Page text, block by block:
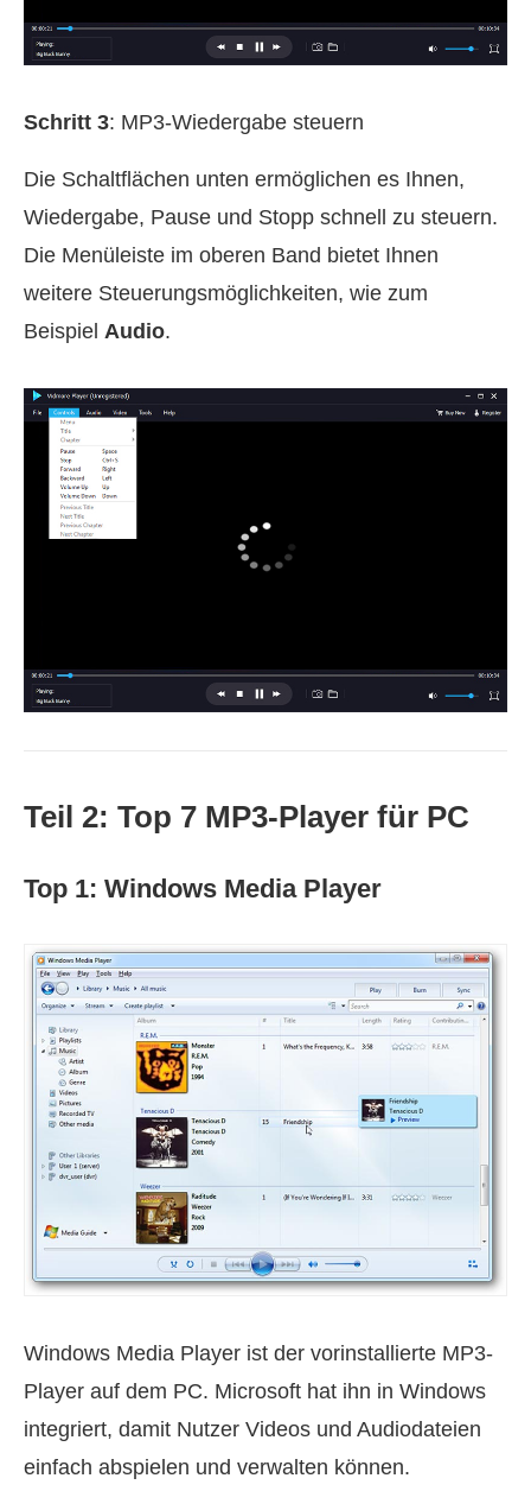
Schritt 3: MP3-Wiedergabe steuern
Die Schaltflächen unten ermöglichen es Ihnen,
Wiedergabe, Pause und Stopp schnell zu steuern.
Die Menüleiste im oberen Band bietet Ihnen
weitere Steuerungsmöglichkeiten, wie zum
Beispiel Audio.
Teil 2: Top 7 MP3-Player für PC
Top 1: Windows Media Player
Windows Media Player ist der vorinstallierte MP3-
Player auf dem PC. Microsoft hat ihn in Windows
integriert, damit Nutzer Videos und Audiodateien
einfach abspielen und verwalten können.